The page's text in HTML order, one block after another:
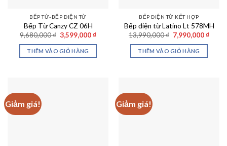
BẾP TỪ-BẾP ĐIỆN TỪ
Bếp Từ Canzy CZ 06H
9,680,000₫ Giá
gốc
là:
9,680,000 ₫.
3,599,000 ₫Giá
THÊM VÀO GIỎ HÀNG
BẾP ĐIỆN TỪ KẾT HỢP
Bếp điện từ Latino Lt 578MH
13,990,000₫ Giá
gốc
là:
13,990,000 ₫.
7,990,000 ₫Giá
THÊM VÀO GIỎ HÀNG
Giảm giá! Giảm giá!